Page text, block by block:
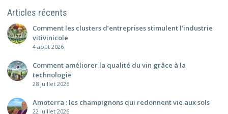
Articles récents
Comment les clusters d’entreprises stimulent l’industrie
vitivinicole
4 août 2026
Comment améliorer la qualité du vin grâce à la
technologie
28 juillet 2026
Amoterra : les champignons qui redonnent vie aux sols
22 juillet 2026